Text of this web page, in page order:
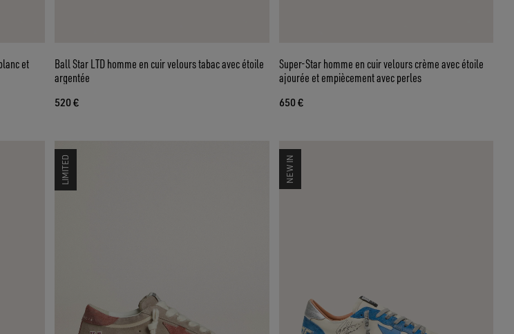
et
Ball Star LTD homme en cuir velours tabac avec étoile
argentée
520 €
Super-Star homme en cuir velours crème avec étoile
ajourée et empiècement avec perles
650 €
LIMITED NEW IN